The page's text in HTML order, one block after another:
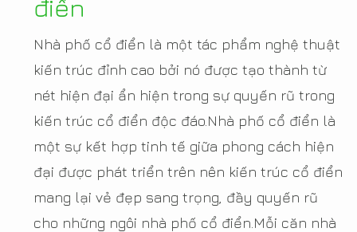
điển
Nhà phố cổ điển là một tác phẩm nghệ thuật
kiến trúc đỉnh cao bởi nó được tạo thành từ
nét hiện đại ẩn hiện trong sự quyến rũ trong
kiến trúc cổ điển độc đáo.Nhà phố cổ điển là
một sự kết hợp tinh tế giữa phong cách hiện
đại được phát triển trên nên kiến trúc cổ điển
mang lại vẻ đẹp sang trọng, đầy quyến rũ
cho những ngôi nhà phố cổ điển.Mỗi căn nhà